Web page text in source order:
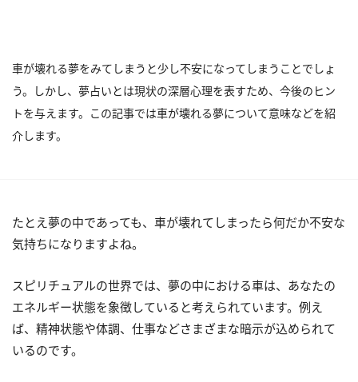
車が壊れる夢をみてしまうと少し不安になってしまうことでしょ
う。しかし、夢占いとは現状の深層心理を表すため、今後のヒン
トを与えます。この記事では車が壊れる夢について意味などを紹
介します。
たとえ夢の中であっても、車が壊れてしまったら何だか不安な
気持ちになりますよね。
スピリチュアルの世界では、夢の中における車は、あなたの
エネルギー状態を象徴していると考えられています。例え
ば、精神状態や体調、仕事などさまざまな暗示が込められて
いるのです。